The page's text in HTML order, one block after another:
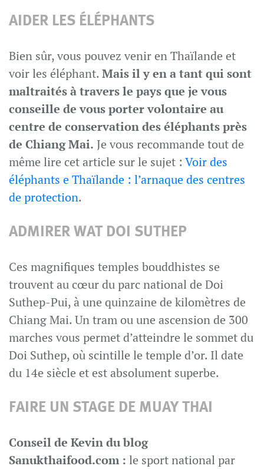
AIDER LES ÉLÉPHANTS
Bien sûr, vous pouvez venir en Thaïlande et
voir les éléphant. Mais il y en a tant qui sont
maltraités à travers le pays que je vous
conseille de vous porter volontaire au
centre de conservation des éléphants près
de Chiang Mai. Je vous recommande tout de
même lire cet article sur le sujet : Voir des
éléphants e Thaïlande : l’arnaque des centres
de protection.
ADMIRER WAT DOI SUTHEP
Ces magnifiques temples bouddhistes se
trouvent au cœur du parc national de Doi
Suthep-Pui, à une quinzaine de kilomètres de
Chiang Mai. Un tram ou une ascension de 300
marches vous permet d’atteindre le sommet du
Doi Suthep, où scintille le temple d’or. Il date
du 14e siècle et est absolument superbe.
FAIRE UN STAGE DE MUAY THAI
Conseil de Kevin du blog
Sanukthaifood.com : le sport national par